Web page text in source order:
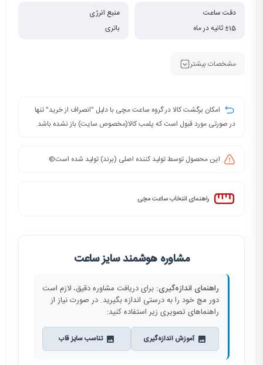
دقت ساعت
±15 ثانیه در ماه
منبع انرژی
باتری
مشخصات بیشتر
امکان برگشت کالا در گروه ساعت مچی با دلیل "انصراف از خرید" تنها
در صورتی مورد قبول است که پلمب کالا(مخصوص سایت) باز نشده باشد.
این محصول توسط تولید کننده اصلی (برند) تولید شده است©️
راهنمای انتخاب ساعت مچی
مشاوره هوشمند سایز ساعت
راهنمای اندازه‌گیری: برای دریافت مشاوره دقیق، لازم است
دور مچ خود را به درستی اندازه بگیرید. در صورت نیاز از
راهنماهای تصویری زیر استفاده کنید:
آموزش اندازه‌گیری تناسب سایز قاب